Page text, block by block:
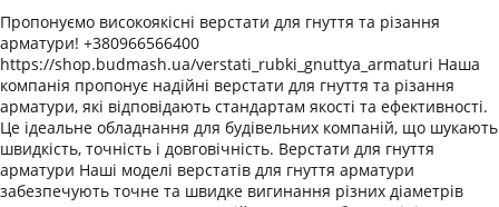
Пропонуємо високоякісні верстати для гнуття та різання
арматури! +380966566400
https://shop.budmash.ua/verstati_rubki_gnuttya_armaturi Наша
компанія пропонує надійні верстати для гнуття та різання
арматури, які відповідають стандартам якості та ефективності.
Це ідеальне обладнання для будівельних компаній, що шукають
швидкість, точність і довговічність. Верстати для гнуття
арматури Наші моделі верстатів для гнуття арматури
забезпечують точне та швидке вигинання різних діаметрів